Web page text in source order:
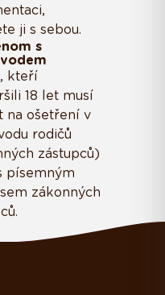
ji s sebou.
s
kteří
18 let musí
na ošetření v
rodičů
zástupců)
písemným
zákonných